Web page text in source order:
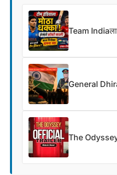
Team Indiaला
General
The